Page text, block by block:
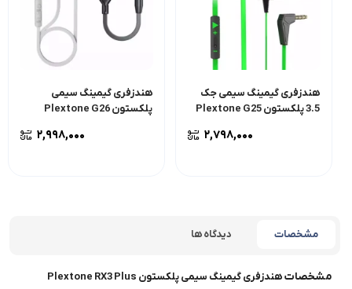
هندزفری گیمینگ سیمی جک
3.5 پلکستون Plextone G25
۲,۷۹۸,۰۰۰
هندزفری گیمینگ سیمی
پلکستون Plextone G26
۲,۹۹۸,۰۰۰
مشخصات دیدگاه ها
مشخصات
هندزفری گیمینگ سیمی پلکستون Plextone RX3 Plus